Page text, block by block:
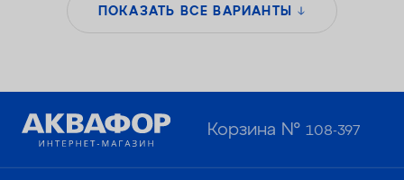
ПОКАЗАТЬ ВСЕ ВАРИАНТЫ
Корзина №108-397